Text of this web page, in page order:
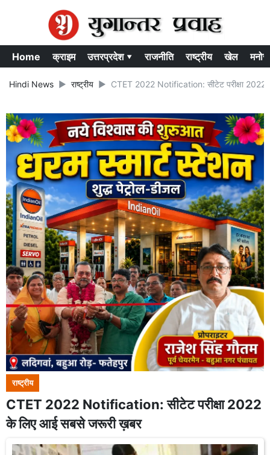
Home क्राइम उत्तरप्रदेश ▾ राजनीति राष्ट्रीय खेल
Hindi News राष्ट्रीय CTET 2022 Notification: सीटेट परीक्षा
राष्ट्रीय
CTET 2022 Notification: सीटेट परीक्षा 2022
के लिए आई सबसे जरूरी ख़बर